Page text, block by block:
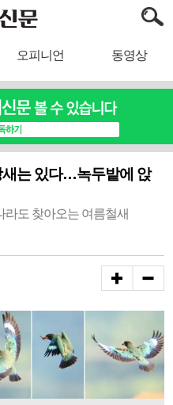
오피니언 동영상
새는 있다…녹두밭에 앉
라도 찾아오는 여름철새